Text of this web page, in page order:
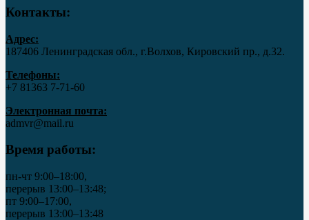
Контакты:
Адрес:
187406 Ленинградская обл., г.Волхов, Кировский пр., д.32.
Телефоны:
+7 81363 7‑71-60
Электронная почта:
admvr@mail.ru
Время работы:
пн-чт 9:00–18:00,
перерыв 13:00–13:48;
пт 9:00–17:00,
перерыв 13:00–13:48